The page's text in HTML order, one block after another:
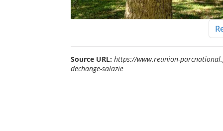
Source URL: https://www.reunion-
dechange-salazie